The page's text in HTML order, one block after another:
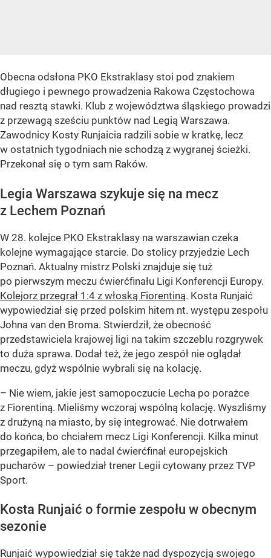
Obecna odsłona PKO Ekstraklasy stoi pod znakiem
długiego i pewnego prowadzenia Rakowa Częstochowa
nad resztą stawki. Klub z województwa śląskiego prowadzi
z przewagą sześciu punktów nad Legią Warszawa.
Zawodnicy Kosty Runjaicia radzili sobie w kratkę, lecz
w ostatnich tygodniach nie schodzą z wygranej ścieżki.
Przekonał się o tym sam Raków.
Legia Warszawa szykuje się na mecz
z Lechem Poznań
W 28. kolejce PKO Ekstraklasy na warszawian czeka
kolejne wymagające starcie. Do stolicy przyjedzie Lech
Poznań. Aktualny mistrz Polski znajduje się tuż
po pierwszym meczu ćwierćfinału Ligi Konferencji Europy.
Kolejorz przegrał 1:4 z włoską Fiorentiną. Kosta Runjaić
wypowiedział się przed polskim hitem nt. występu zespołu
Johna van den Broma. Stwierdził, że obecność
przedstawiciela krajowej ligi na takim szczeblu rozgrywek
to duża sprawa. Dodał też, że jego zespół nie oglądał
meczu, gdyż wspólnie wybrali się na kolację.
– Nie wiem, jakie jest samopoczucie Lecha po porażce
z Fiorentiną. Mieliśmy wczoraj wspólną kolację. Wyszliśmy
z drużyną na miasto, by się integrować. Nie dotrwałem
do końca, bo chciałem mecz Ligi Konferencji. Kilka minut
przegapiłem, ale to nadal ćwierćfinał europejskich
pucharów – powiedział trener Legii cytowany przez TVP
Sport.
Kosta Runjaić o formie zespołu w obecnym
sezonie
Runjaić wypowiedział się także nad dyspozycją swojego